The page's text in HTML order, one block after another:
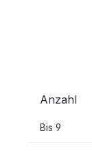
Anzahl
Bis 9